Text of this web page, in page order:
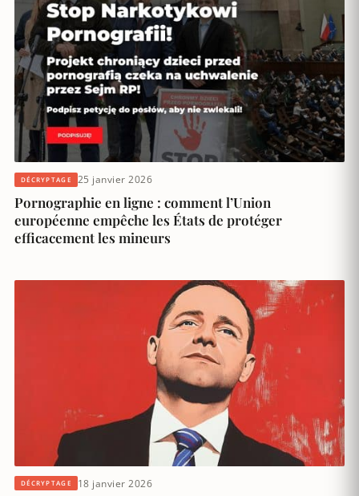
DÉCRYPTAGE 25 janvier 2026
Pornographie en ligne : comment l’Union
européenne empêche les États de protéger
efficacement les mineurs
DÉCRYPTAGE 18 janvier 2026